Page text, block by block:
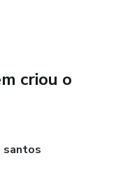
criou o
santos